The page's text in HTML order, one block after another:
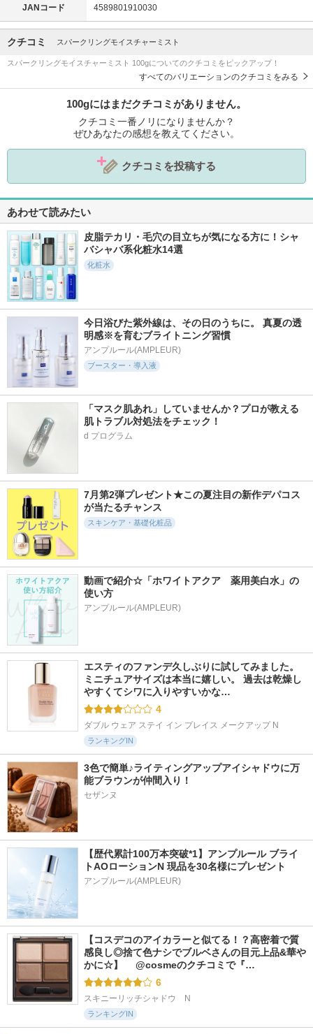
JANコード 4589801910030
クチコミ スパークリングモイスチャーミスト
スパークリングモイスチャーミスト 100gについてのクチコミをピックアップ！
すべてのバリエーションのクチコミをみる
100gにはまだクチコミがありません。
クチコミ一番ノリになりませんか？
ぜひあなたの感想を教えてください。
クチコミを投稿する
あわせて読みたい
皮脂テカリ・毛穴の目立ちが気になる方に！シャ
バシャバ系化粧水14選
化粧水
今日浴びた紫外線は、その日のうちに。 真夏の透
明感※を育むブライトニング習慣
アンプルール(AMPLEUR)
ブースター・導入液
「マスク肌あれ」していませんか？プロが教える
肌トラブル対処法をチェック！
d プログラム
7月第2弾プレゼント★この夏注目の新作デパコス
が当たるチャンス
スキンケア・基礎化粧品
動画で紹介☆「ホワイトアクア　薬用美白水」の
使い方
アンプルール(AMPLEUR)
エスティのファンデ久しぶりに試してみました。
ミニチュアサイズは本当に嬉しい。 過去は乾燥し
やすくてシワに入りやすいかな…
4
ダブル ウェア ステイ イン プレイス メークアップ N
ランキングIN
3色で簡単♪ライティングアップアイシャドウに万
能ブラウンが仲間入り！
セザンヌ
【歴代累計100万本突破*1】アンプルール ブライ
トAOローションN 現品を30名様にプレゼント
アンプルール(AMPLEUR)
【コスデコのアイカラーと似てる！？高密着で質
感良し◎捨て色ナシでブルベさんの目元上品&華や
かに☆】 　@cosmeのクチコミで『…
6
スキニーリッチシャドウ　N
ランキングIN